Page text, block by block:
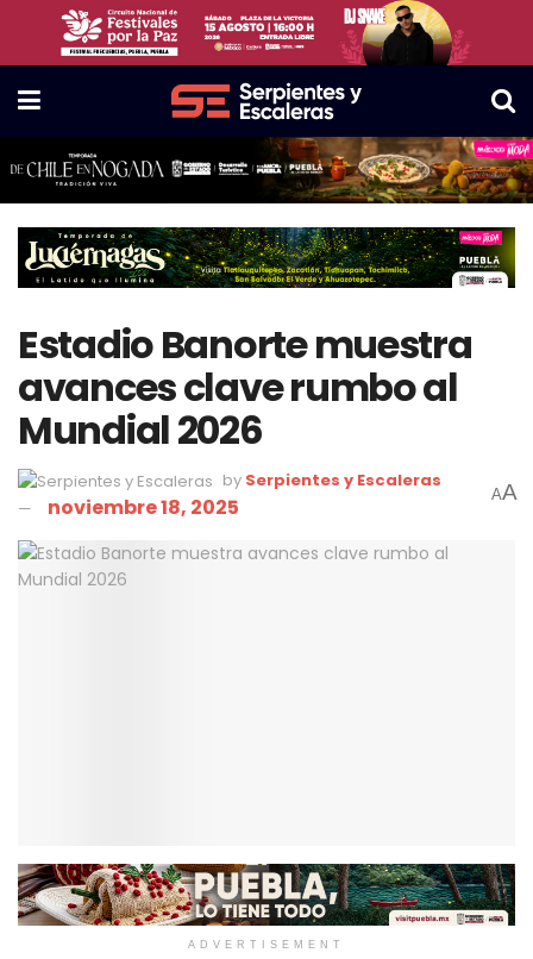
Estadio Banorte muestra
avances clave rumbo al
Mundial 2026
by Serpientes y Escaleras
noviembre 18, 2025 AA
ADVERTISEMENT